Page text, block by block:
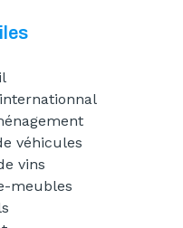
véhicules
vins
meubles